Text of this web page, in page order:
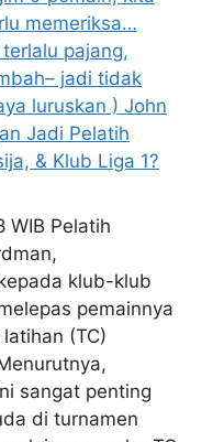
WIB Pelatih
klub-klub
pemainnya
(TC)
sangat penting
di turnamen